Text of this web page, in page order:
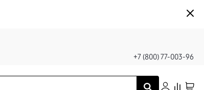
+7 (800) 77-003-96